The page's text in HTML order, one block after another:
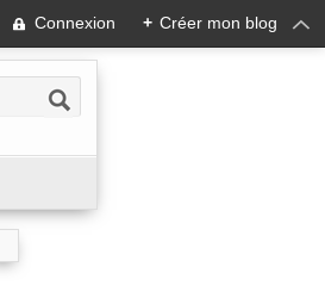
Connexion + Créer mon blog